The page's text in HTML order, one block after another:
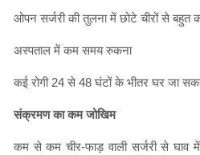
ओपन सर्जरी की तुलना में छोटे चीरों से बहुत
अस्पताल में कम समय रुकना
कई रोगी 24 से 48 घंटों के भीतर घर जा
संक्रमण का कम जोखिम
कम से कम चीर-फाड़ वाली सर्जरी से घाव